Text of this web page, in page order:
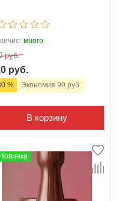
много
руб.
руб.
% Экономия 90 руб.
В корзину
Новинка